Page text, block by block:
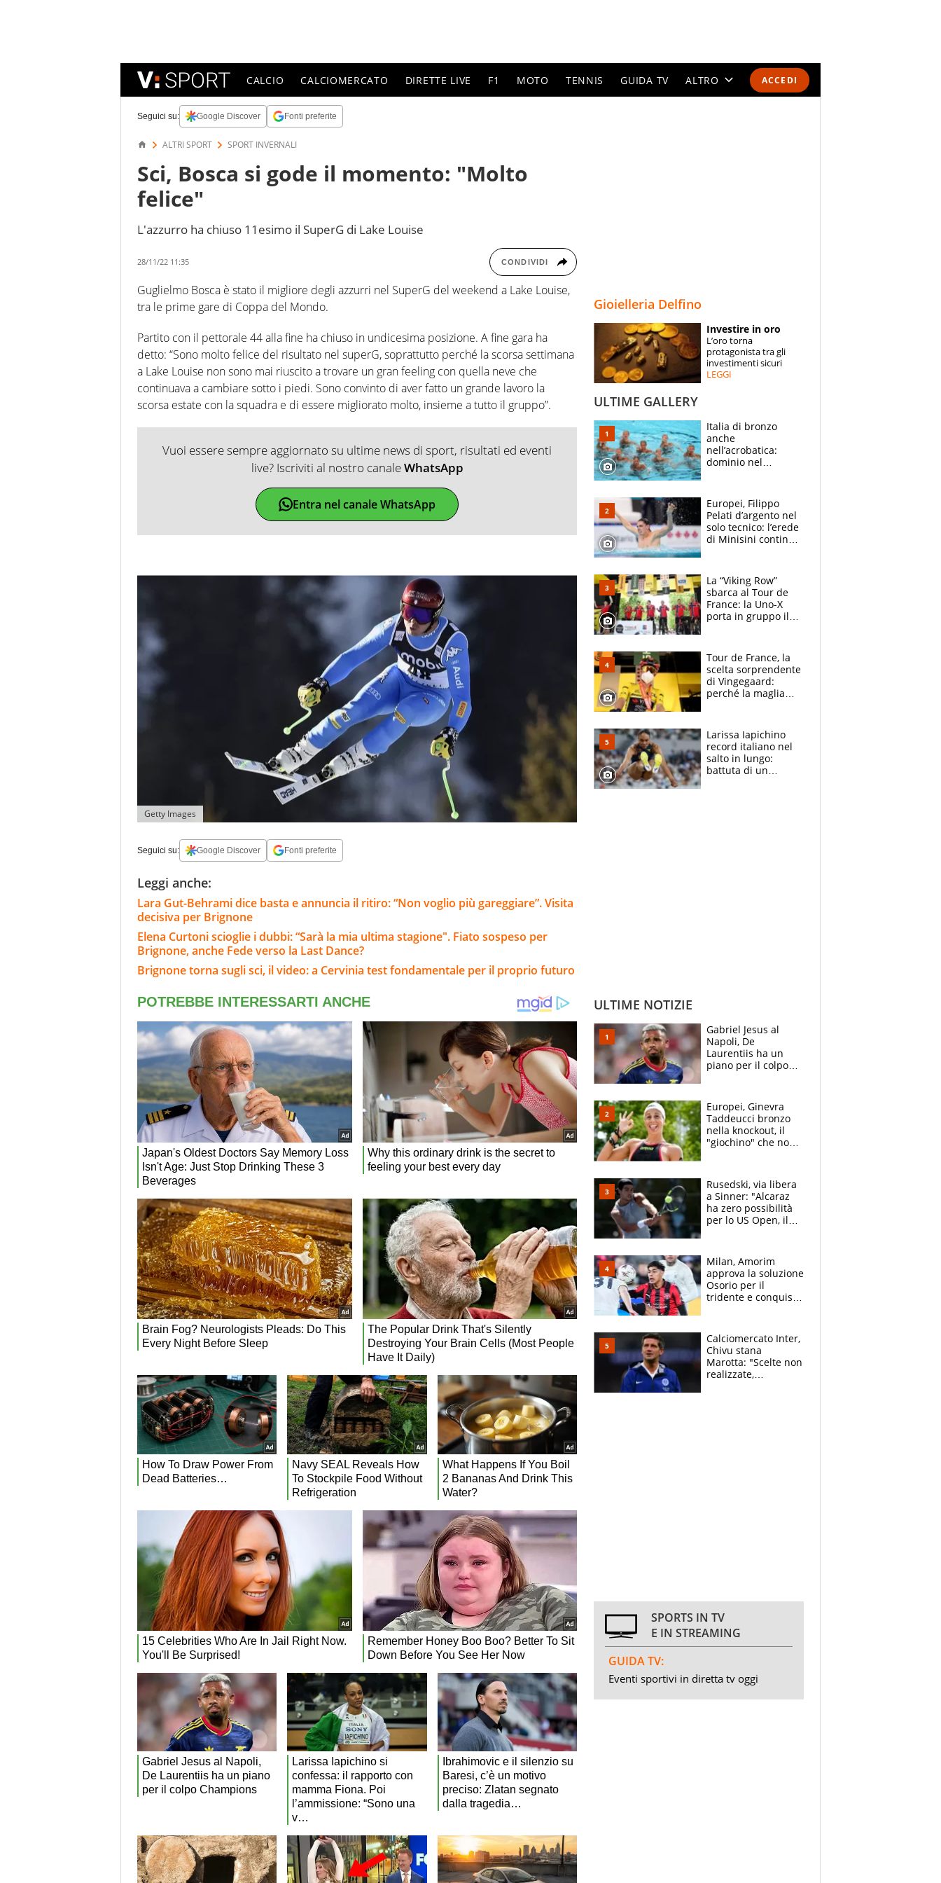
ACCEDI
CALCIO CALCIOMERCATO DIRETTE LIVE F1 MOTO TENNIS GUIDA TV ALTRO
SPECIALI
ESPERTI
Seguici su: Google Discover Fonti preferite
ALTRI SPORT SPORT INVERNALI
Sci, Bosca si gode il momento: "Molto
felice"
L'azzurro ha chiuso 11esimo il SuperG di Lake Louise
28/11/22 11:35 CONDIVIDI
Guglielmo Bosca è stato il migliore degli azzurri nel SuperG del weekend a Lake Louise,
tra le prime gare di Coppa del Mondo.
Partito con il pettorale 44 alla fine ha chiuso in undicesima posizione. A fine gara ha
detto: “Sono molto felice del risultato nel superG, soprattutto perché la scorsa settimana
a Lake Louise non sono mai riuscito a trovare un gran feeling con quella neve che
continuava a cambiare sotto i piedi. Sono convinto di aver fatto un grande lavoro la
scorsa estate con la squadra e di essere migliorato molto, insieme a tutto il gruppo”.
Vuoi essere sempre aggiornato su ultime news di sport, risultati ed eventi
live? Iscriviti al nostro canaleWhatsApp
Entra nel canale WhatsApp
Getty Images
Seguici su: Google Discover Fonti preferite
Leggi anche:
Lara Gut-Behrami dice basta e annuncia il ritiro: “Non voglio più gareggiare”. Visita
decisiva per Brignone
Elena Curtoni scioglie i dubbi: “Sarà la mia ultima stagione". Fiato sospeso per
Brignone, anche Fede verso la Last Dance?
Brignone torna sugli sci, il video: a Cervinia test fondamentale per il proprio futuro
Gioielleria Delfino
Investire in oro
L’oro torna
protagonista tra gli
investimenti sicuri
LEGGI
ULTIME GALLERY
Italia di bronzo
anche
nell’acrobatica:
dominio nel
e compagni
continuare
Europei, Filippo
Pelati d’argento nel
solo tecnico: l’erede
di Minisini continua
mirino
La “Viking Row”
sbarca al Tour de
France: la Uno-X
porta in gruppo il
compagni
Tour de France, la
scelta sorprendente
di Vingegaard:
perché la maglia
rischio da evitare
Larissa Iapichino
record italiano nel
salto in lungo:
battuta di un
ULTIME NOTIZIE
Gabriel Jesus al
Napoli, De
Laurentiis ha un
piano per il colpo
Lucca
Europei, Ginevra
Taddeucci bronzo
nella knockout, il
"giochino" che non
Rusedski, via libera
a Sinner: "Alcaraz
ha zero possibilità
per lo US Open, il
Milan, Amorim
approva la soluzione
Osorio per il
tridente e conquista
Allegri
Calciomercato Inter,
Chivu stana
Marotta: "Scelte non
realizzate,
SPORTS IN TV
E IN STREAMING
GUIDA TV:
Eventi sportivi in diretta tv oggi